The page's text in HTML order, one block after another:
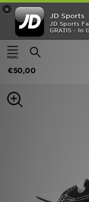
×
JD Sports
JD Sports
GRATIS - In
Thuis
Kids
Converse All Star Hi
€50,00
Home
Offers
Dames